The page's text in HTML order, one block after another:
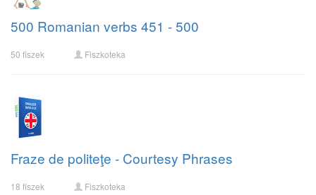
500 Romanian verbs 451 - 500
50 fiszek Fiszkoteka
Fraze de politeţe - Courtesy Phrases
18 fiszek Fiszkoteka